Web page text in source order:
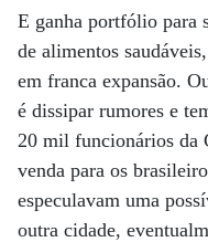
E ganha portfólio para
de alimentos
em franca expansão.
é dissipar rumores e
20 mil funcionários da
venda para os
especulavam uma
outra cidade,